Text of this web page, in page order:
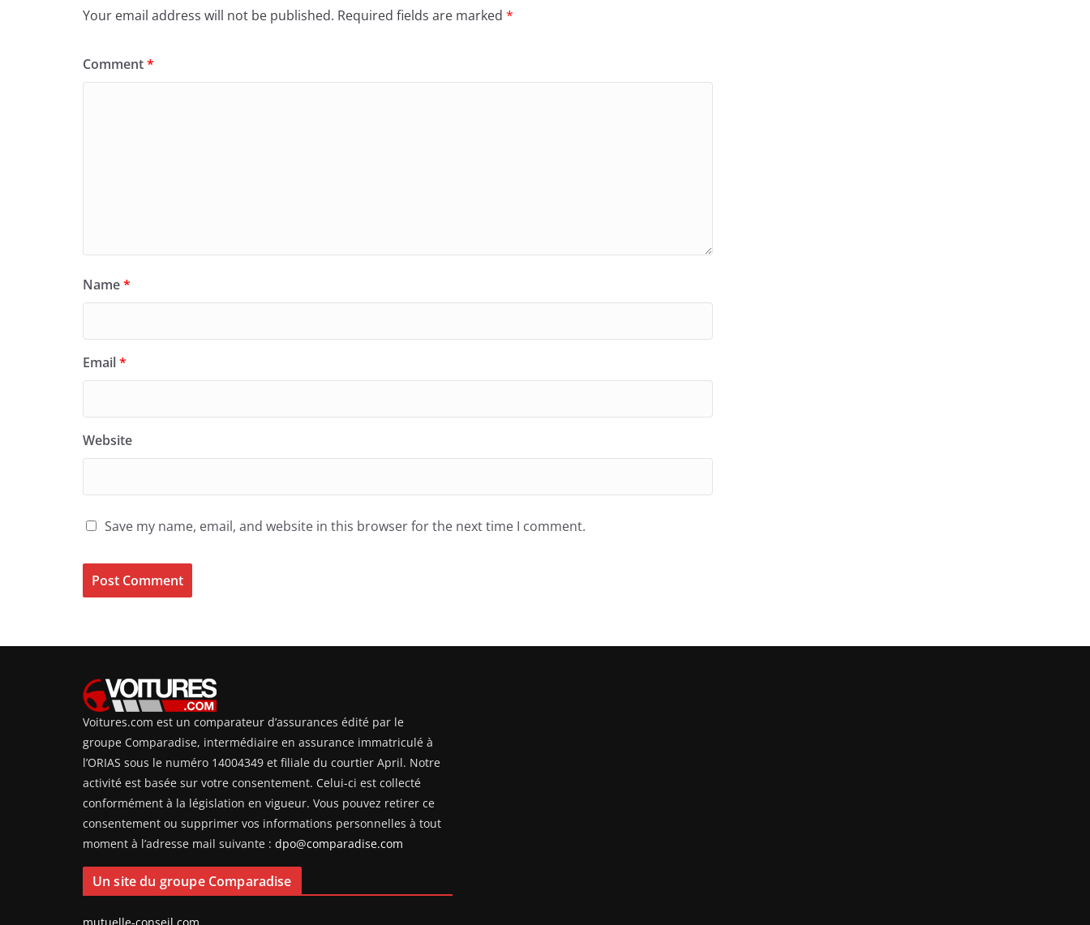
Your email address will not be published. Required fields are marked *
Comment*
Name*
Email*
Website
Save my name, email, and website in this browser for the next time I comment.
Voitures.com est un comparateur d’assurances édité par le
groupe Comparadise, intermédiaire en assurance immatriculé à
l’ORIAS sous le numéro 14004349 et filiale du courtier April. Notre
activité est basée sur votre consentement. Celui-ci est collecté
conformément à la législation en vigueur. Vous pouvez retirer ce
consentement ou supprimer vos informations personnelles à tout
moment à l’adresse mail suivante : dpo@comparadise.com
Un site du groupe Comparadise